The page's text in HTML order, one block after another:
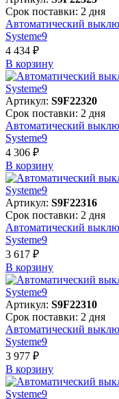
Срок поставки: 2 дня
Автоматический
Systeme9
4 434 ₽
В корзинy
Артикул: S9F22320
Срок поставки: 2 дня
Автоматический
Systeme9
4 306 ₽
В корзинy
Артикул: S9F22316
Срок поставки: 2 дня
Автоматический
Systeme9
3 617 ₽
В корзинy
Артикул: S9F22310
Срок поставки: 2 дня
Автоматический
Systeme9
3 977 ₽
В корзинy